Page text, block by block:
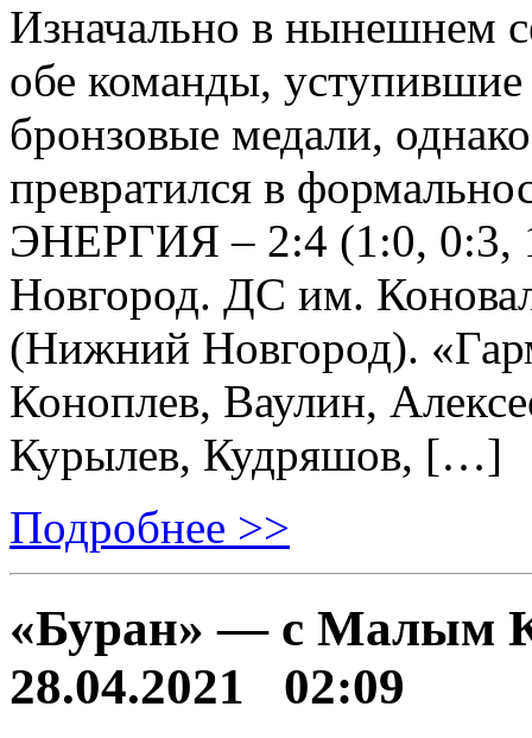
Изначально в нынешнем
обе команды,
бронзовые медали,
превратился в
ЭНЕРГИЯ – 2:4 (1:0, 0:3,
Новгород. ДС им.
(Нижний Новгород).
Коноплев, Ваулин,
Курылев, Кудряшов, […]
Подробнее >>
«Буран» — с Малым
28.04.2021 02:09